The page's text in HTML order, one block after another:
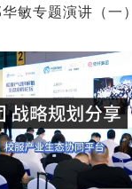
敏专题演讲（一）